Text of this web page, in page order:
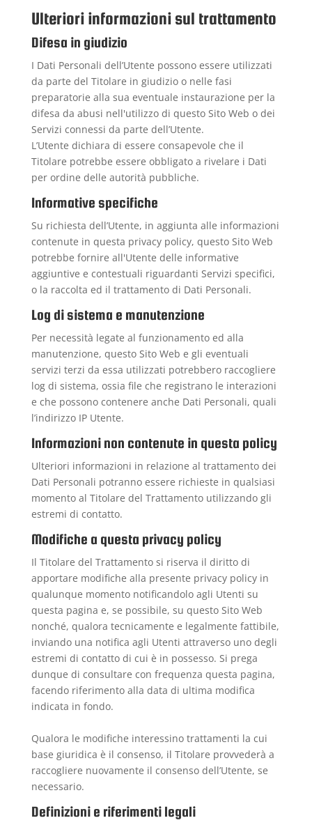
Ulteriori informazioni sul trattamento
Difesa in giudizio
I Dati Personali dell’Utente possono essere utilizzati
da parte del Titolare in giudizio o nelle fasi
preparatorie alla sua eventuale instaurazione per la
difesa da abusi nell'utilizzo di questo Sito Web o dei
Servizi connessi da parte dell’Utente.
L’Utente dichiara di essere consapevole che il
Titolare potrebbe essere obbligato a rivelare i Dati
per ordine delle autorità pubbliche.
Informative specifiche
Su richiesta dell’Utente, in aggiunta alle informazioni
contenute in questa privacy policy, questo Sito Web
potrebbe fornire all'Utente delle informative
aggiuntive e contestuali riguardanti Servizi specifici,
o la raccolta ed il trattamento di Dati Personali.
Log di sistema e manutenzione
Per necessità legate al funzionamento ed alla
manutenzione, questo Sito Web e gli eventuali
servizi terzi da essa utilizzati potrebbero raccogliere
log di sistema, ossia file che registrano le interazioni
e che possono contenere anche Dati Personali, quali
l’indirizzo IP Utente.
Informazioni non contenute in questa policy
Ulteriori informazioni in relazione al trattamento dei
Dati Personali potranno essere richieste in qualsiasi
momento al Titolare del Trattamento utilizzando gli
estremi di contatto.
Modifiche a questa privacy policy
Il Titolare del Trattamento si riserva il diritto di
apportare modifiche alla presente privacy policy in
qualunque momento notificandolo agli Utenti su
questa pagina e, se possibile, su questo Sito Web
nonché, qualora tecnicamente e legalmente fattibile,
inviando una notifica agli Utenti attraverso uno degli
estremi di contatto di cui è in possesso. Si prega
dunque di consultare con frequenza questa pagina,
facendo riferimento alla data di ultima modifica
indicata in fondo.
Qualora le modifiche interessino trattamenti la cui
base giuridica è il consenso, il Titolare provvederà a
raccogliere nuovamente il consenso dell’Utente, se
necessario.
Definizioni e riferimenti legali